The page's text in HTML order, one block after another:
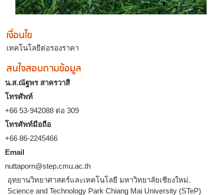
เงื่อนไข
เทคโนโลยีต่อรองราคา
สนใจสอบถามข้อมูล
น.ส.ณัฐพร สาครวาสี
โทรศัพท์
+66 53-942088 ต่อ 309
โทรศัพท์มือถือ
+66 86-2245466
Email
nuttaporn@step.cmu.ac.th
อุทยานวิทยาศาสตร์และเทคโนโลยี มหาวิทยาลัยเชียงใหม่.
Science and Technology Park Chiang Mai University (STeP)